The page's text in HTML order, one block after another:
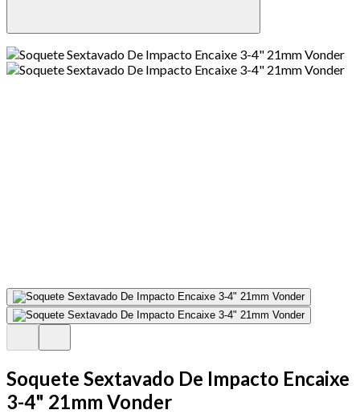
Soquete Sextavado De Impacto Encaixe
3-4" 21mm Vonder